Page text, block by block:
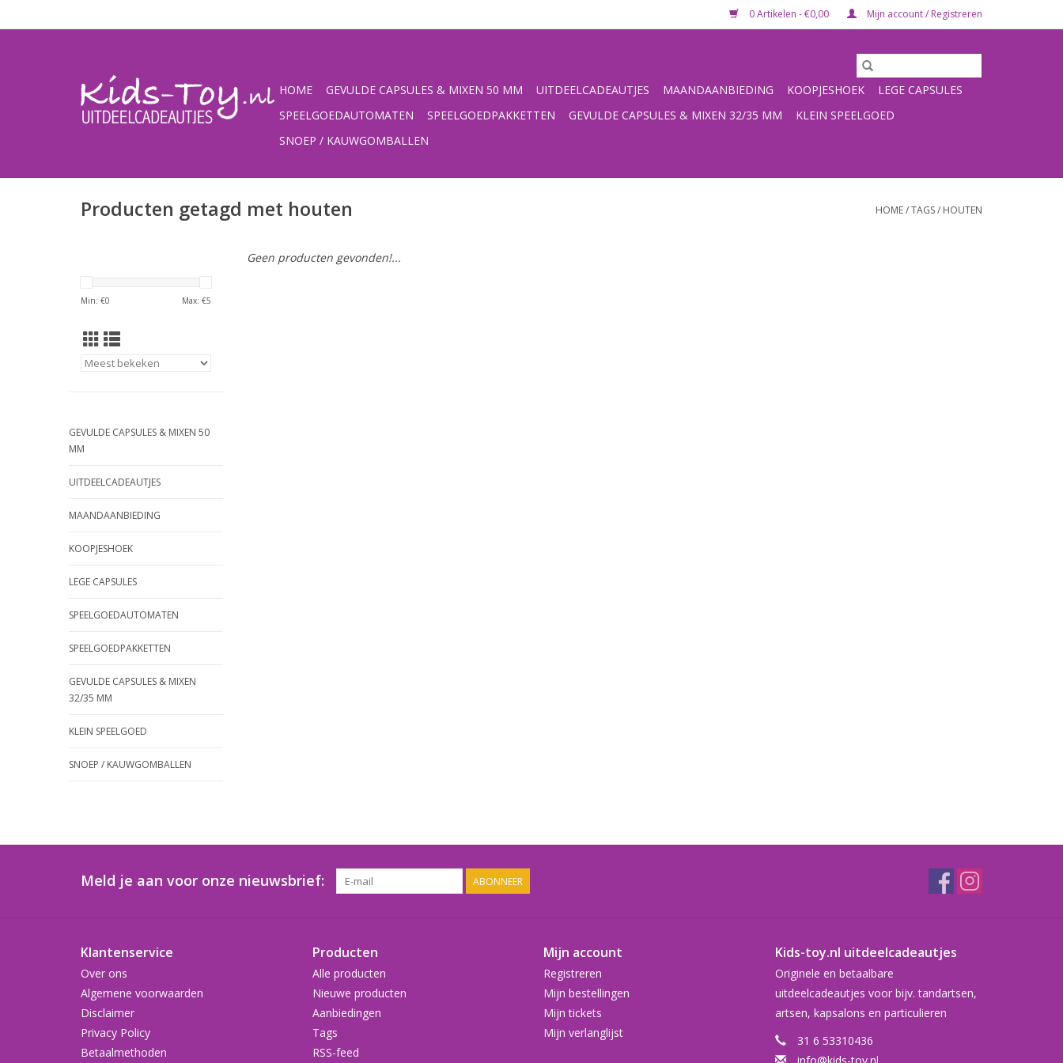
0 Artikelen - €0,00 Mijn account / Registreren
HOME GEVULDE CAPSULES & MIXEN 50 MM UITDEELCADEAUTJES MAANDAANBIEDING KOOPJESHOEK
LEGE CAPSULES
SPEELGOEDAUTOMATEN
SPEELGOEDPAKKETTEN GEVULDE CAPSULES & MIXEN 32/35 MM
KLEIN SPEELGOED
SNOEP / KAUWGOMBALLEN
Producten getagd met houten HOME/TAGS/ HOUTEN
Min: €0 Max: €5
GEVULDE CAPSULES & MIXEN 50
MM
UITDEELCADEAUTJES
MAANDAANBIEDING
KOOPJESHOEK
LEGE CAPSULES
SPEELGOEDAUTOMATEN
SPEELGOEDPAKKETTEN
GEVULDE CAPSULES & MIXEN
32/35 MM
KLEIN SPEELGOED
SNOEP / KAUWGOMBALLEN
Geen producten gevonden!...
Meld je aan voor onze nieuwsbrief: ABONNEER
Klantenservice
Over ons
Algemene voorwaarden
Disclaimer
Privacy Policy
Betaalmethoden
Producten
Alle producten
Nieuwe producten
Aanbiedingen
Tags
RSS-feed
Mijn account
Registreren
Mijn bestellingen
Mijn tickets
Mijn verlanglijst
Kids-toy.nl uitdeelcadeautjes
Originele en betaalbare
uitdeelcadeautjes voor bijv. tandartsen,
artsen, kapsalons en particulieren
31 6 53310436